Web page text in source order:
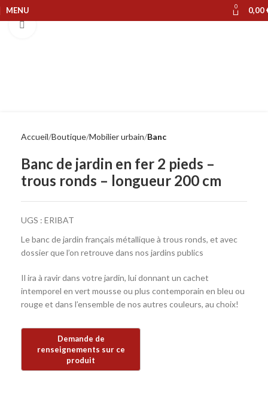
MENU 0 0,00
Accueil Boutique Mobilier urbain Banc
Banc de jardin en fer 2 pieds –
trous ronds – longueur 200 cm
UGS : ERIBAT
Le banc de jardin français métallique à trous ronds, et avec
dossier que l’on retrouve dans nos jardins publics
Il ira à ravir dans votre jardin, lui donnant un cachet
intemporel en vert mousse ou plus contemporain en bleu ou
rouge et dans l’ensemble de nos autres couleurs, au choix!